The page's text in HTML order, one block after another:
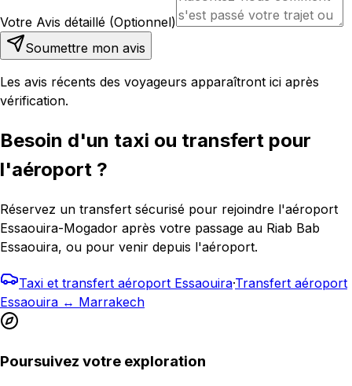
Votre Avis détaillé (Optionnel)
Soumettre mon avis
Les avis récents des voyageurs apparaîtront ici après
vérification.
Besoin d'un taxi ou transfert pour
l'aéroport ?
Réservez un transfert sécurisé pour rejoindre l'aéroport
Essaouira-Mogador après votre passage au Riab Bab
Essaouira, ou pour venir depuis l'aéroport.
Taxi et transfert aéroport Essaouira·Transfert aéroport
Essaouira ↔ Marrakech
Poursuivez votre exploration